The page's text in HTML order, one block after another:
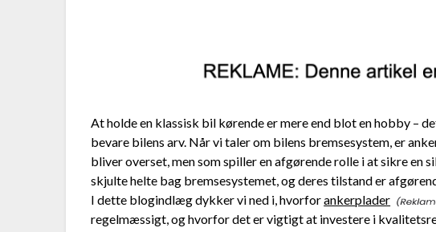
At holde en klassisk bil kørende er mere end blot en hobby –
bevare bilens arv. Når vi taler om bilens bremsesystem, er
bliver overset, men som spiller en afgørende rolle i at sikre en
skjulte helte bag bremsesystemet, og deres tilstand er
I dette blogindlæg dykker vi ned i, hvorforankerplader
regelmæssigt, og hvorfor det er vigtigt at investere i